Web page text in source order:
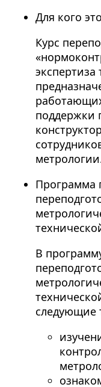
Для кого
Курс
поддержки
Программа
В
следующие